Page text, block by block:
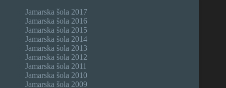
Jamarska šola 2017
Jamarska šola 2016
Jamarska šola 2015
Jamarska šola 2014
Jamarska šola 2013
Jamarska šola 2012
Jamarska šola 2011
Jamarska šola 2010
Jamarska šola 2009